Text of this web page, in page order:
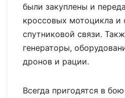
были закуплены и
кроссовых мотоцикла и
спутниковой связи.
генераторы,
дронов и рации.
Всегда пригодятся в